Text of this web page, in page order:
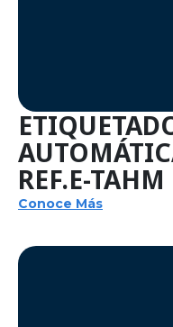
REF.E-TAHM
Conoce Más